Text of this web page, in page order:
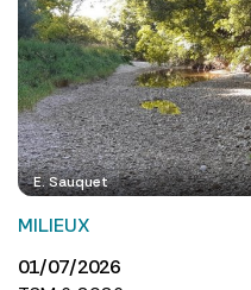
E. Sauquet
MILIEUX
01/07/2026